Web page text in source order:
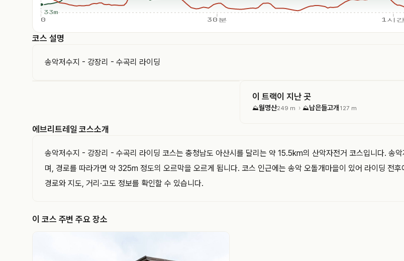
0 30분 1시
33m
코스 설명
송악저수지 - 강장리 - 수곡리 라이딩
고도와 지나간 지점을 지도와 함께 확인해 보세요.
이 트랙이 지난 곳
⛰월명산249 m › ⛰납은들고개 127 m
에브리트레일 코스소개
송악저수지 - 강장리 - 수곡리 라이딩 코스는 충청남도 아산시를 달리는 약 15.5km의 산악자전거 코스입니다. 송
며, 경로를 따라가면 약 325m 정도의 오르막을 오르게 됩니다. 코스 인근에는 송악 오돌개마을이 있어 라이딩 전
경로와 지도, 거리·고도 정보를 확인할 수 있습니다.
이 코스 주변 주요 장소